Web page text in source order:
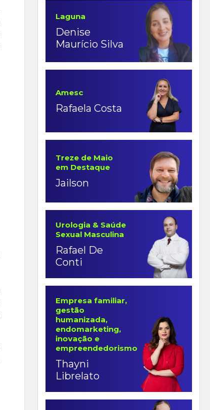
Laguna
Denise
Maurício Silva
Amesc
Rafaela Costa
Treze de Maio
em Destaque
Jailson
Urologia & Saúde
Sexual Masculina
Rafael De
Conti
Empresa familiar,
gestão
humanizada,
endomarketing,
inovação e
empreendedorismo
Thayni
Librelato